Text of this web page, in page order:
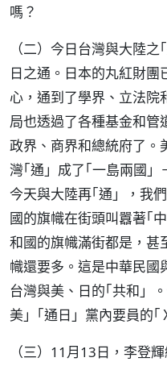
嗎？
（二）今日台灣與大陸
日之通。日本的丸紅財
心，通到了學界、立法院
局也透過了各種基金和管
政界、商界和總統府了。
灣｢通」成了｢一島兩國」
今天與大陸再｢通」，我
國的旗幟在街頭叫囂著｢
和國的旗幟滿街都是，甚
幟還要多。這是中華民國
台灣與美、日的｢共和」
美」｢通日」黨內要員的｢
（三）11月13日，李登